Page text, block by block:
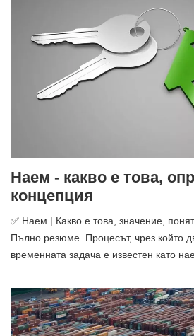
Наем - какво е това,
концепция
✅ Наем | Какво е това, значение,
Пълно резюме. Процесът, чрез който
временната задача е известен като